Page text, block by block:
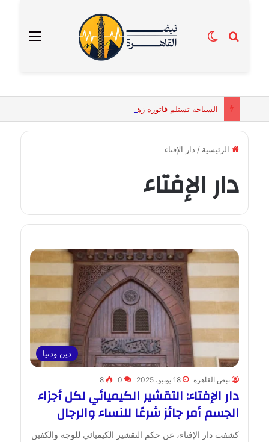
القائمة بحث عنالوضع المظلم
الرئيسية / دار الإفتاء
دار الإفتاء
دين ودنيا
نبض القاهرة 18 يونيو، 2025 0
8
دار الإفتاء: التقشير الكيميائي لكل أجزاء
الجسم أمر جائز شرعًا للنساء والرجال
كشفت دار الإفتاء، عن حكم التقشير الكيميائي للوجه والكفين